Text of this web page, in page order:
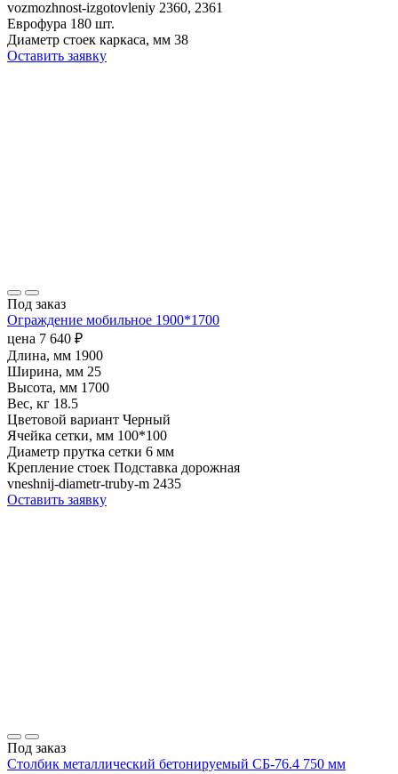
vozmozhnost-izgotovleniy 2360, 2361
Еврофура 180 шт.
Диаметр стоек каркаса, мм 38
Оставить заявку
Под заказ
Ограждение мобильное 1900*1700
цена 7 640 ₽
Длина, мм 1900
Ширина, мм 25
Высота, мм 1700
Вес, кг 18.5
Цветовой вариант Черный
Ячейка сетки, мм 100*100
Диаметр прутка сетки 6 мм
Крепление стоек Подставка дорожная
vneshnij-diametr-truby-m 2435
Оставить заявку
Под заказ
Столбик металлический бетонируемый СБ-76.4 750 мм